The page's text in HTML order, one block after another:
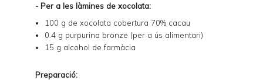
- Per a les làmines de xocolata:
100 g de xocolata cobertura 70% cacau
0.4 g purpurina bronze (per a ús alimentari)
15 g alcohol de farmàcia
Preparació: